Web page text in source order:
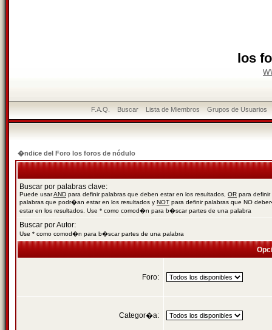
los
F.A.Q. Buscar Lista de Miembros Grupos de Usuarios
�ndice del Foro los foros de nódulo
Buscar por palabras clave:
Puede usarAND para definir palabras que deben estar en los resultados, OR para definir
palabras que podr�an estar en los resultados y NOT para definir palabras que NO
estar en los resultados. Use * como comod�n para b�scar partes de una palabra
Buscar por Autor:
Use * como comod�n para b�scar partes de una palabra
Foro:
Categor�a: